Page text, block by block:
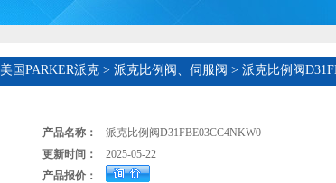
美国PARKER派克> 派克比例阀、伺服阀 > 派克比例阀
产品名称：
派克比例阀D31FBE03CC4NKW0
更新时间：
2025-05-22
产品报价：